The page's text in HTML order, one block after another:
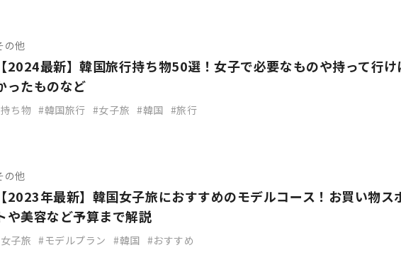
の他
【2024最新】韓国旅行持ち物50選！女子で必要なものや持って行け
ったものなど
持ち物 韓国旅行 女子旅 韓国 旅行
の他
【2023年最新】韓国女子旅におすすめのモデルコース！お買い物ス
や美容など予算まで解説
女子旅 モデルプラン 韓国 おすすめ